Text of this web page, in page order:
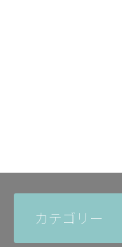
カテゴリー